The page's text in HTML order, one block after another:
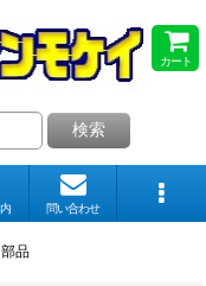
カート
検索
問い合わせ
品